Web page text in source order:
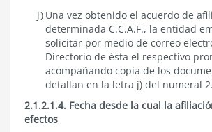
Una vez obtenido el acuerdo de
determinada C.C.A.F., la entidad
solicitar por medio de correo
Directorio de ésta el respectivo
acompañando copia de los
detallan en la letra j) del numeral
2.1.2.1.4. Fecha desde la cual la
efectos